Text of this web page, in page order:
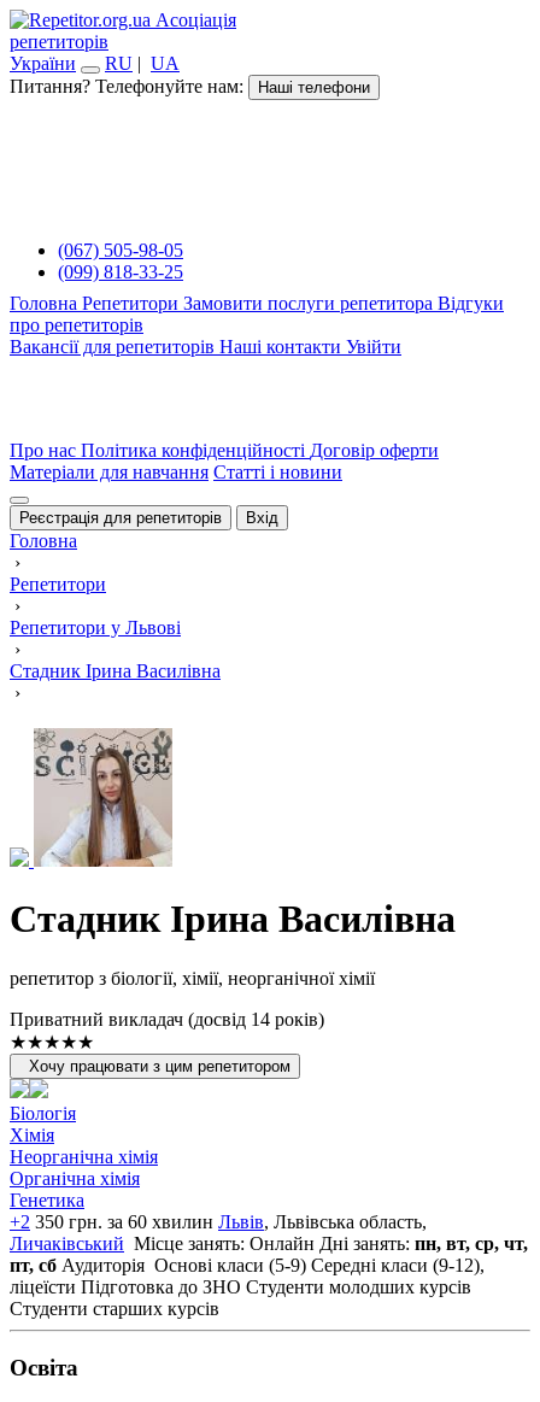
Асоціація
репетиторів
України
RU | UA
Питання? Телефонуйте нам:
Наші телефони
(067) 505-98-05
(099) 818-33-25
Головна Репетитори Замовити послуги репетитора Відгуки
про репетиторів
Вакансії для репетиторів Наші контакти Увійти
Про нас Політика конфіденційності Договір оферти
Матеріали для навчання Статті і новини
Реєстрація для репетиторів Вхід
Головна
›
Репетитори
›
Репетитори у Львові
›
Стадник Ірина Василівна
›
Стадник Ірина Василівна
репетитор з біології, хімії, неорганічної хімії
Приватний викладач (досвід 14 років)
★★★★★
Хочу працювати з цим репетитором
Біологія
Хімія
Неорганічна хімія
Органічна хімія
Генетика
+2 350 грн. за 60 хвилин Львів, Львiвська область,
Личаківський Місце занять: Онлайн Дні занять: пн, вт, ср, чт,
пт, сб Аудиторія Основі класи (5-9) Середні класи (9-12),
ліцеїсти Підготовка до ЗНО Студенти молодших курсів
Студенти старших курсів
Освiта